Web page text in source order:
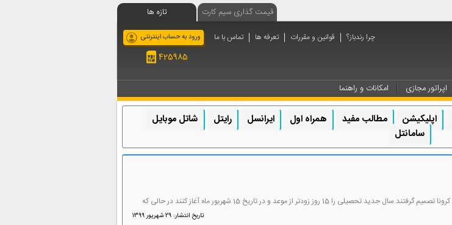
قیمت گذاری سیم کارت تازه ها
ورود به حساب اینترنتی چرا رندباز؟ قوانین و مقررات تعرفه ها تماس با ما
425985
اپراتور مجازی امکانات و راهنما
اپلیکیشن مطالب مفید همراه اول ایرانسل رایتل
شاتل موبایل
سامانتل
با گذشت 8 ماه از شیوع ویروس کرونا، وزارت آموزش و پرورش و ستاد ملی مقابله با کرونا تصمیم گرفتند سال جدید تحصیلی را 15 روز زودتر از موعد و در تاریخ 15 شهریور ماه آغاز کنند در حالی که
تاریخ انتشار: 29 شهریور 1399